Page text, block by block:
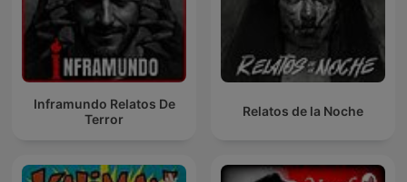
Inframundo Relatos De
Terror
Relatos de la Noche